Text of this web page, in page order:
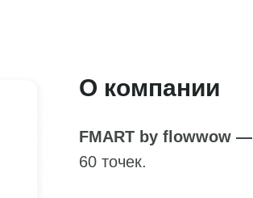
О компании
FMART by flowwow —
60 точек.